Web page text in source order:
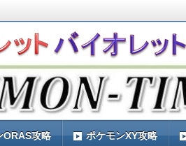
TIMES』
やお得な情報なども紹介していきま
ORAS攻略 ポケモンXY攻略